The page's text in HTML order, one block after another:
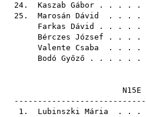
24. Kaszab Gábor . . . . .
25. Marosán Dávid . . . .
Farkas Dávid
. . . . .
Bérczes József . . . .
Valente Csaba . . . .
Bodó Győző . . . . .
1. Lubinszki Mária . . .